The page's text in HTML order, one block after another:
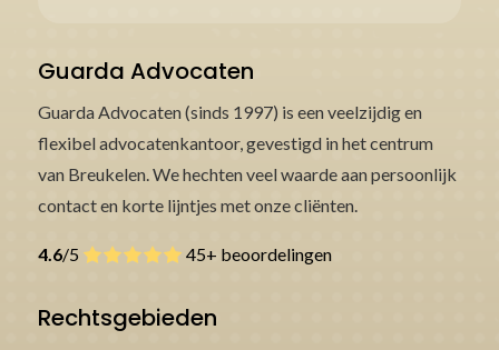
Guarda Advocaten
Guarda Advocaten (sinds 1997) is een veelzijdig en
flexibel advocatenkantoor, gevestigd in het centrum
van Breukelen. We hechten veel waarde aan persoonlijk
contact en korte lijntjes met onze cliënten.
4.6/5 45+ beoordelingen
Rechtsgebieden